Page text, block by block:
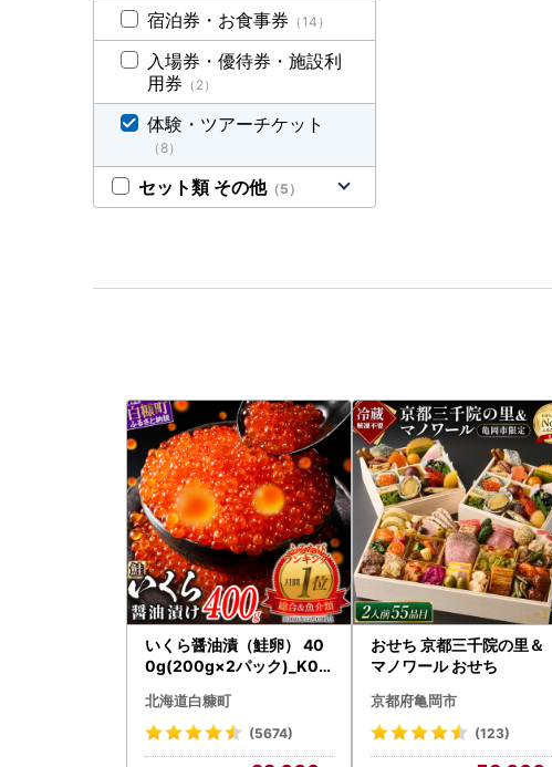
宿泊券・お食事券 （14）
入場券・優待券・施設利
用券 （2）
体験・ツアーチケット
（8）
セット類 その他（5）
いくら醤油漬（鮭卵） 40
0g(200g×2パック)_K02
北海道白糠町
(5674)
おせち 京都三千院の里＆
マノワール おせち
京都府亀岡市
(123)